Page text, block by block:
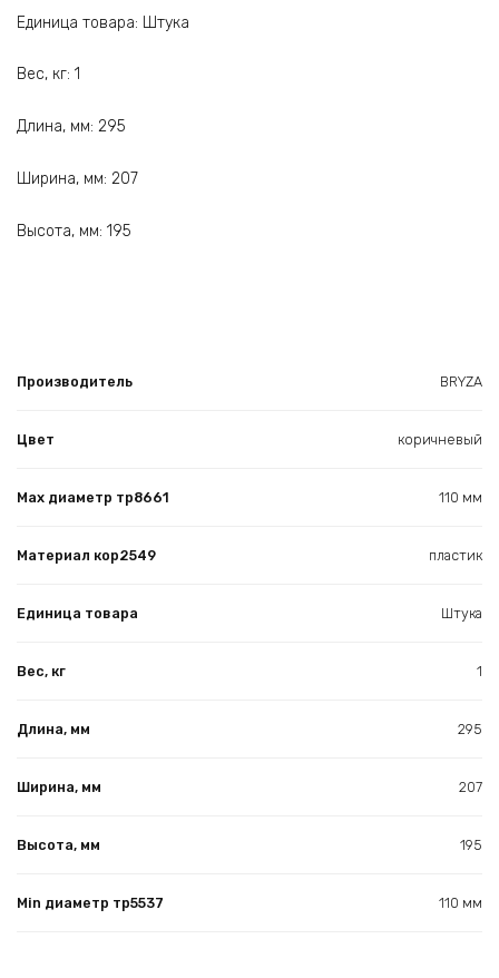
Единица товара: Штука
Вес, кг: 1
Длина, мм: 295
Ширина, мм: 207
Высота, мм: 195
Производитель BRYZA
Цвет коричневый
Max диаметр тр8661 110 мм
Материал кор2549 пластик
Единица товара Штука
Вес, кг 1
Длина, мм 295
Ширина, мм 207
Высота, мм 195
Min диаметр тр5537 110 мм